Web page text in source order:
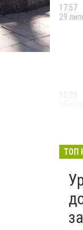
17:57
29
15:23
ТОП